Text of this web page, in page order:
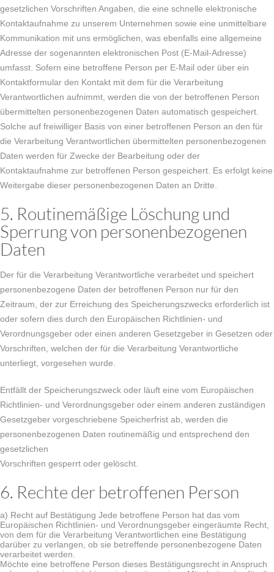
gesetzlichen Vorschriften Angaben, die eine schnelle elektronische
Kontaktaufnahme zu unserem Unternehmen sowie eine unmittelbare
Kommunikation mit uns ermöglichen, was ebenfalls eine allgemeine
Adresse der sogenannten elektronischen Post (E-Mail-Adresse)
umfasst. Sofern eine betroffene Person per E-Mail oder über ein
Kontaktformular den Kontakt mit dem für die Verarbeitung
Verantwortlichen aufnimmt, werden die von der betroffenen Person
übermittelten personenbezogenen Daten automatisch gespeichert.
Solche auf freiwilliger Basis von einer betroffenen Person an den für
die Verarbeitung Verantwortlichen übermittelten personenbezogenen
Daten werden für Zwecke der Bearbeitung oder der
Kontaktaufnahme zur betroffenen Person gespeichert. Es erfolgt keine
Weitergabe dieser personenbezogenen Daten an Dritte.
5. Routinemäßige Löschung und
Sperrung von personenbezogenen
Daten
Der für die Verarbeitung Verantwortliche verarbeitet und speichert
personenbezogene Daten der betroffenen Person nur für den
Zeitraum, der zur Erreichung des Speicherungszwecks erforderlich ist
oder sofern dies durch den Europäischen Richtlinien- und
Verordnungsgeber oder einen anderen Gesetzgeber in Gesetzen oder
Vorschriften, welchen der für die Verarbeitung Verantwortliche
unterliegt, vorgesehen wurde.
Entfällt der Speicherungszweck oder läuft eine vom Europäischen
Richtlinien- und Verordnungsgeber oder einem anderen zuständigen
Gesetzgeber vorgeschriebene Speicherfrist ab, werden die
personenbezogenen Daten routinemäßig und entsprechend den
gesetzlichen
Vorschriften gesperrt oder gelöscht.
6. Rechte der betroffenen Person
a) Recht auf Bestätigung Jede betroffene Person hat das vom
Europäischen Richtlinien- und Verordnungsgeber eingeräumte Recht,
von dem für die Verarbeitung Verantwortlichen eine Bestätigung
darüber zu verlangen, ob sie betreffende personenbezogene Daten
verarbeitet werden.
Möchte eine betroffene Person dieses Bestätigungsrecht in Anspruch